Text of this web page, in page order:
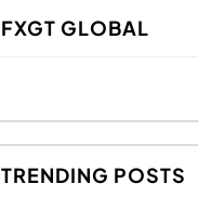
FXGT GLOBAL
TRENDING POSTS